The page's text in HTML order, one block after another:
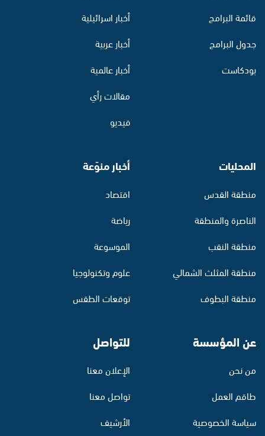
قائمة البرامج
جدول البرامج
بودكاست
أخبار اسرائيلية
أخبار عربية
أخبار عالمية
مقالات رأي
فيديو
المحليات
منطقة القدس
الناصرة والمنطقة
منطقة النقب
منطقة المثلث الشمالي
منطقة البطوف
أخبار منوّعة
اقتصاد
رياضة
الموسوعة
علوم وتكنولوجيا
توقعات الطقس
عن المؤسسة
من نحن
طاقم العمل
سياسة الخصوصية
للتواصل
الإعلان معنا
تواصل معنا
الأرشيف